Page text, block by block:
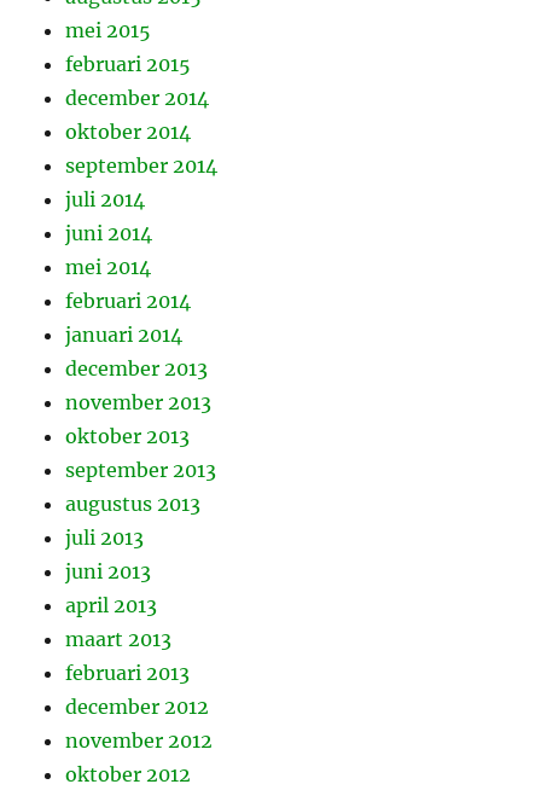
mei 2015
februari 2015
december 2014
oktober 2014
september 2014
juli 2014
juni 2014
mei 2014
februari 2014
januari 2014
december 2013
november 2013
oktober 2013
september 2013
augustus 2013
juli 2013
juni 2013
april 2013
maart 2013
februari 2013
december 2012
november 2012
oktober 2012